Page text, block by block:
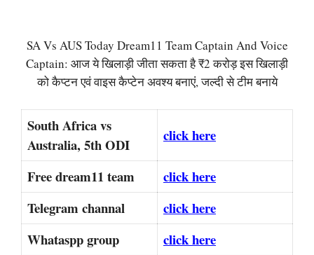
SA Vs AUS Today Dream11 Team Captain And Voice
Captain: आज ये खिलाड़ी जीता सकता है ₹2 करोड़ इस खिलाड़ी
को कैप्टन एवं वाइस कैप्टेन अवश्य बनाएं, जल्दी से टीम बनाये
South Africa vs
Australia, 5th ODI
click here
Free dream11 team
click here
Telegram channal
click here
Whataspp group
click here